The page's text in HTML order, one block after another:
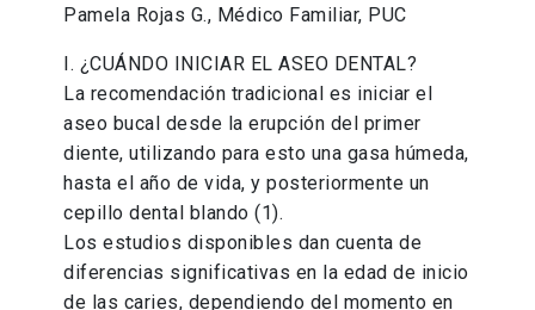
Pamela Rojas G., Médico Familiar, PUC
I. ¿CUÁNDO INICIAR EL ASEO DENTAL?
La recomendación tradicional es iniciar el
aseo bucal desde la erupción del primer
diente, utilizando para esto una gasa húmeda,
hasta el año de vida, y posteriormente un
cepillo dental blando (1).
Los estudios disponibles dan cuenta de
diferencias significativas en la edad de inicio
de las caries, dependiendo del momento en